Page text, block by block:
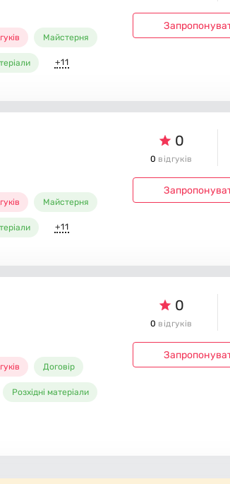
Майстерня
+11
Майстерня
+11
0
0 відгуків
Договір
Розхідні матеріали
0
0 відгуків